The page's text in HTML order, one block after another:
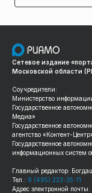
Сетевое издание
Московской области
Соучредители:
Министерство
Государственное
Медиа»
Государственное
агентство «Контент-
Государственное
информационных систем
Главный редактор:
Тел.: 8 (495) 223-35-11
Адрес электронной почты: